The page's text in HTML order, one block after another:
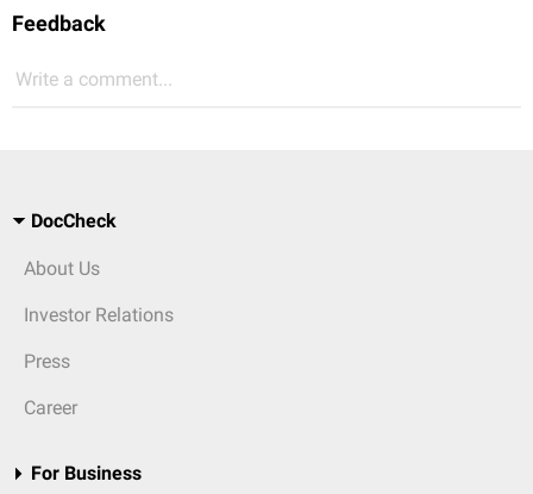
Feedback
Write a comment...
DocCheck
About Us
Investor Relations
Press
Career
For Business